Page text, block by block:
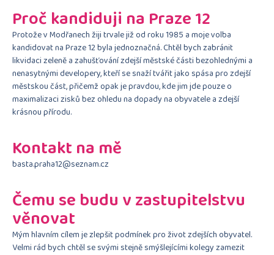
Proč kandiduji na Praze 12
Protože v Modřanech žiji trvale již od roku 1985 a moje volba
kandidovat na Praze 12 byla jednoznačná. Chtěl bych zabránit
likvidaci zeleně a zahušťování zdejší městské části bezohlednými a
nenasytnými developery, kteří se snaží tvářit jako spása pro zdejší
městskou část, přičemž opak je pravdou, kde jim jde pouze o
maximalizaci zisků bez ohledu na dopady na obyvatele a zdejší
krásnou přírodu.
Kontakt na mě
basta.praha12@seznam.cz
Čemu se budu v zastupitelstvu
věnovat
Mým hlavním cílem je zlepšit podmínek pro život zdejších obyvatel.
Velmi rád bych chtěl se svými stejně smýšlejícími kolegy zamezit